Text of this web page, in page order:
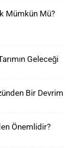
Mümkün Mü?
Geleceği
Bir Devrim
Önemlidir?